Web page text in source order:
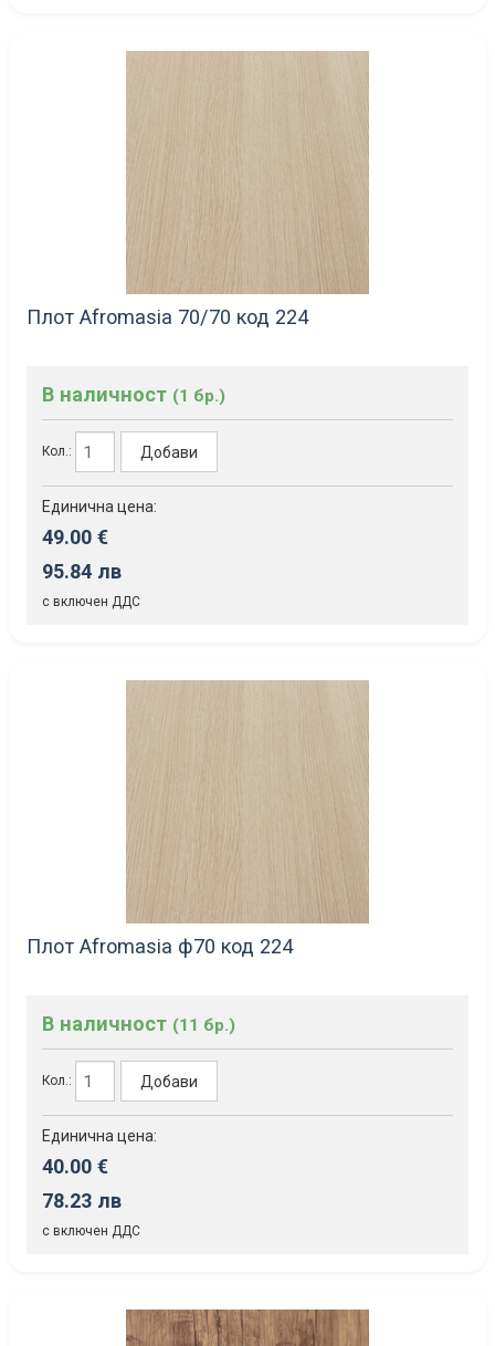
Плот Afromasia 70/70 код 224
В наличност (1 бр.)
Кол.: Добави
Единична цена:
49.00 €
95.84 лв
с включен ДДС
Плот Afromasia ф70 код 224
В наличност (11 бр.)
Кол.: Добави
Единична цена:
40.00 €
78.23 лв
с включен ДДС